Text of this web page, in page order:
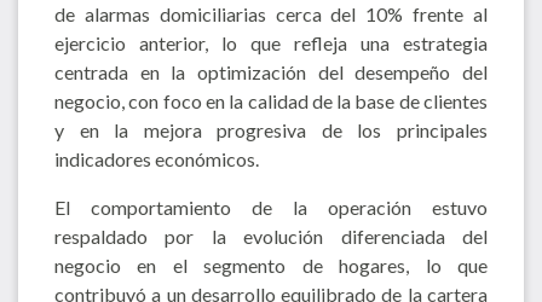
de alarmas domiciliarias cerca del 10% frente al
ejercicio anterior, lo que refleja una estrategia
centrada en la optimización del desempeño del
negocio, con foco en la calidad de la base de clientes
y en la mejora progresiva de los principales
indicadores económicos.
El comportamiento de la operación estuvo
respaldado por la evolución diferenciada del
negocio en el segmento de hogares, lo que
contribuyó a un desarrollo equilibrado de la cartera